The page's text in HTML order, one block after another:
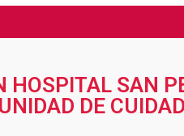
HOSPITAL SAN
DE